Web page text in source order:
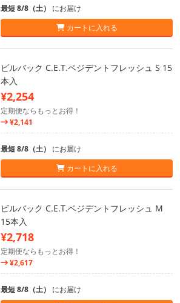
最短 8/8（土） にお届け
カートに入れる
ビルバック C.E.T.ベジデントフレッシュ S 15
本入
¥2,254
定期便ならもっとお得！
¥2,141
最短 8/8（土） にお届け
カートに入れる
ビルバック C.E.T.ベジデントフレッシュ M
15本入
¥2,718
定期便ならもっとお得！
¥2,617
最短 8/8（土） にお届け